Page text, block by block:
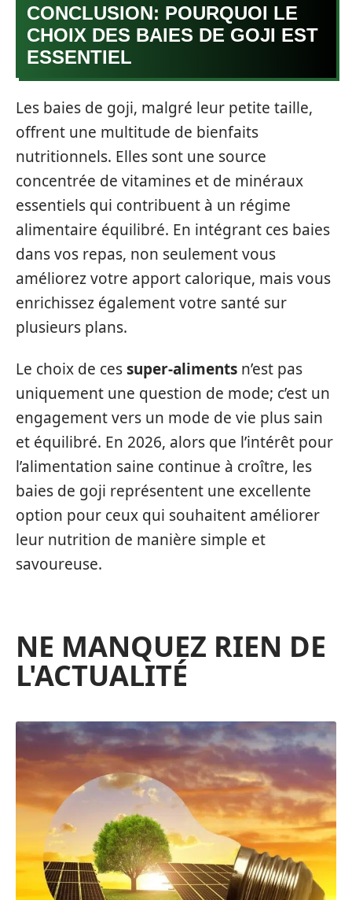
CONCLUSION: POURQUOI LE
CHOIX DES BAIES DE GOJI EST
ESSENTIEL
Les baies de goji, malgré leur petite taille,
offrent une multitude de bienfaits
nutritionnels. Elles sont une source
concentrée de vitamines et de minéraux
essentiels qui contribuent à un régime
alimentaire équilibré. En intégrant ces baies
dans vos repas, non seulement vous
améliorez votre apport calorique, mais vous
enrichissez également votre santé sur
plusieurs plans.
Le choix de cessuper-aliments n’est pas
uniquement une question de mode; c’est un
engagement vers un mode de vie plus sain
et équilibré. En 2026, alors que l’intérêt pour
l’alimentation saine continue à croître, les
baies de goji représentent une excellente
option pour ceux qui souhaitent améliorer
leur nutrition de manière simple et
savoureuse.
NE MANQUEZ RIEN DE
L'ACTUALITÉ